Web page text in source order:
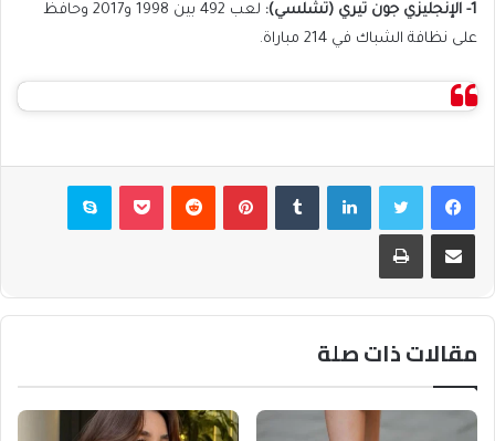
1- الإنجليزي جون تيري (تشلسي):
لعب 492 بين 1998 و2017 وحافظ
على نظافة الشباك في 214 مباراة.
فيسبوكتويتر لينكدإن بينتيريست بوكيت سكايب
مشاركة عبر البريد طباعة
مقالات ذات صلة